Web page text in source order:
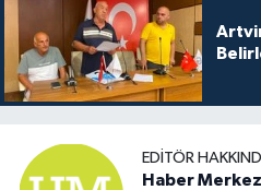
EDITÖR
Haber